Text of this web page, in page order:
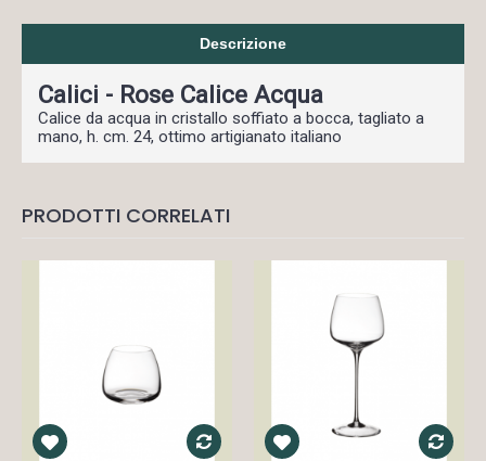
Descrizione
Calici - Rose Calice Acqua
Calice da acqua in cristallo soffiato a bocca, tagliato a
mano, h. cm. 24, ottimo artigianato italiano
PRODOTTI CORRELATI